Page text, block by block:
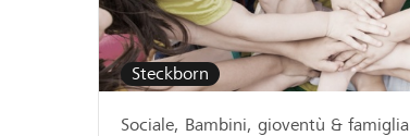
Steckborn
Sociale, Bambini, gioventù & famiglia